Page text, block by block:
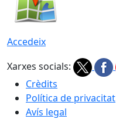
Accedeix
Xarxes socials:
Crèdits
Política de privacitat
Avís legal